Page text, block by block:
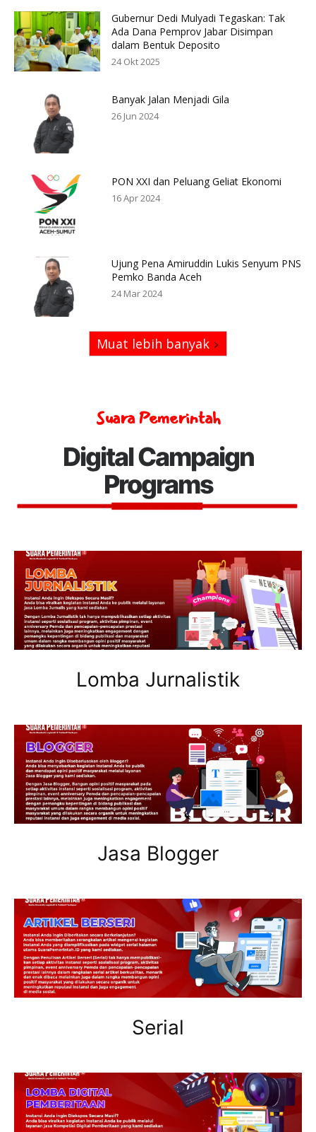
Gubernur Dedi Mulyadi Tegaskan: Tak
Ada Dana Pemprov Jabar Disimpan
dalam Bentuk Deposito
24 Okt 2025
Banyak Jalan Menjadi Gila
26 Jun 2024
PON XXI dan Peluang Geliat Ekonomi
16 Apr 2024
Ujung Pena Amiruddin Lukis Senyum PNS
Pemko Banda Aceh
24 Mar 2024
Muat lebih banyak
Suara Pemerintah
Digital Campaign
Programs
Lomba Jurnalistik
Jasa Blogger
Serial